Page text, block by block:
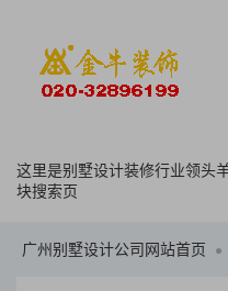
这里是别墅设计装修行业领头
块搜索页
广州别墅设计公司网站首页